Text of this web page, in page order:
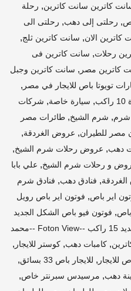
كاترين سانت كاترين, رحلة
, رحلتى إلى دهب, رحلتى الى
كاترين الان, سانت كاترين ثلج,
رحلات, سانت كاترين فى
كاترين مصر , سانت كاترين وجبل
تويوتا باص للايجار في مصر ,
, سيارة خاصة, شركات
شرم, شرم الشيخ, طائرات مصر
مصر للطيران, عروض الغردقة,
دهب, عروض رحلات شرم الشيخ,
و رحلات شرم الشيخ, علي بابا
الغردقة, فنادق دهب, فنادق شرم
اير باص, فوتون اير باص رويل
, فوتون فيو باص الشكل الجديد
فوتون فيو باص الشكل الجديد 15 راكب --Foton View --محمد
, كامبات دهب, كوستر للايجار ,
للايجار , للايجار باص 33 بسائق ,
دهب, مرسيدس سبرنتر خاص,